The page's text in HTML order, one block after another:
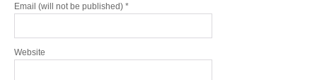
Email (will not be published) *
Website